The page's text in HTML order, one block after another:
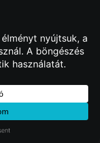
fenntartva